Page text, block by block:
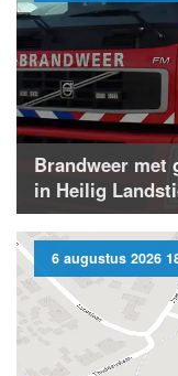
Brandweer met
in Heilig
6 augustus 2026